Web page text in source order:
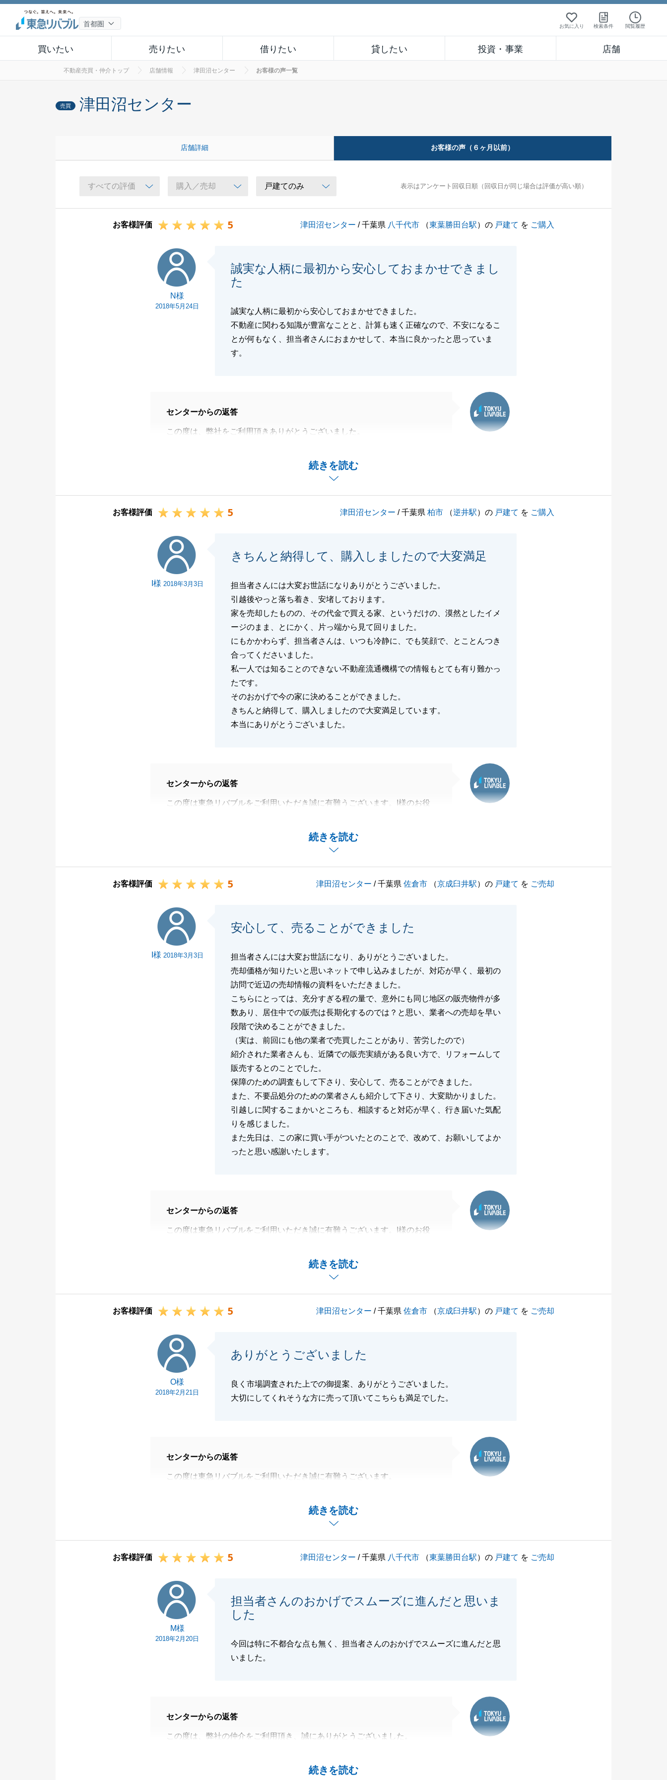
お気に入り 検索条件 閲覧履歴
買いたい 売りたい 借りたい 貸したい 投資・事業 店舗
不動産売買・仲介トップ 店舗情報 津田沼センター お客様の声一覧
売買 津田沼センター
店舗詳細 お客様の声（６ヶ月以前）
表示はアンケート回収日順（回収日が同じ場合は評価が高い順）
お客様評価 5 津田沼センター / 千葉県 八千代市 （東葉勝田台駅）の 戸建て を ご購入
N様
2018年5月24日
誠実な人柄に最初から安心しておまかせできまし
た
誠実な人柄に最初から安心しておまかせできました。
不動産に関わる知識が豊富なことと、計算も速く正確なので、不安になるこ
とが何もなく、担当者さんにおまかせして、本当に良かったと思っていま
す。
続きを読む
センターからの返答
この度は、弊社をご利用頂きありがとうございました。
お取引後にもかかわらずアンケートにご協力頂き、またお褒めの言葉までか
お客様評価 5 津田沼センター / 千葉県柏市 （逆井駅）の 戸建て を ご購入
I様 2018年3月3日
きちんと納得して、購入しましたので大変満足
担当者さんには大変お世話になりありがとうございました。
引越後やっと落ち着き、安堵しております。
家を売却したものの、その代金で買える家、というだけの、漠然としたイメ
ージのまま、とにかく、片っ端から見て回りました。
にもかかわらず、担当者さんは、いつも冷静に、でも笑顔で、とことんつき
合ってくださいました。
私一人では知ることのできない不動産流通機構での情報もとても有り難かっ
たです。
そのおかげで今の家に決めることができました。
きちんと納得して、購入しましたので大変満足しています。
本当にありがとうございました。
続きを読む
センターからの返答
この度は東急リバブルをご利用いただき誠に有難うございます。I様のお役
お買い換えという事もあり、お住まいもお探しする期間も短くご足労をおか
けいたしましたが、I様のご納得いただけるお住まいをご紹介でき、私とし
ております。
今後ともよろしくお願い致します。
閉じる
お客様評価 5 津田沼センター / 千葉県佐倉市 （京成臼井駅）の 戸建て を ご売却
I様 2018年3月3日
安心して、売ることができました
担当者さんには大変お世話になり、ありがとうございました。
売却価格が知りたいと思いネットで申し込みましたが、対応が早く、最初の
訪問で近辺の売却情報の資料をいただきました。
こちらにとっては、充分すぎる程の量で、意外にも同じ地区の販売物件が多
数あり、居住中での販売は長期化するのでは？と思い、業者への売却を早い
段階で決めることができました。
（実は、前回にも他の業者で売買したことがあり、苦労したので）
紹介された業者さんも、近隣での販売実績がある良い方で、リフォームして
販売するとのことでした。
保障のための調査もして下さり、安心して、売ることができました。
また、不要品処分のための業者さんも紹介して下さり、大変助かりました。
引越しに関するこまかいところも、相談すると対応が早く、行き届いた気配
りを感じました。
また先日は、この家に買い手がついたとのことで、改めて、お願いしてよか
ったと思い感謝いたします。
続きを読む
センターからの返答
この度は東急リバブルをご利用いただき誠に有難うございます。I様のお役
販売活動中に何度かご自宅にお伺いさせていただきましたが、いつも快く対
応していただいて大変感謝しております。室内の写真撮影にも机の移動や椅
お困りのことがございましたら、お気軽にご連絡いただければと思います。
閉じる
お客様評価 5 津田沼センター / 千葉県佐倉市 （京成臼井駅）の 戸建て を ご売却
O様
2018年2月21日
ありがとうございました
良く市場調査された上での御提案、ありがとうございました。
大切にしてくれそうな方に売って頂いてこちらも満足でした。
続きを読む
センターからの返答
この度は東急リバブルをご利用いただき誠に有難うございます。
ご成約まで約一年と長い間、大変お世話になりました。
いただいたお言葉を励みに、日々精進して参ります。
閉じる
お客様評価 5 津田沼センター / 千葉県 八千代市 （東葉勝田台駅）の 戸建て を ご売却
M様
2018年2月20日
担当者さんのおかげでスムーズに進んだと思いま
した
今回は特に不都合な点も無く、担当者さんのおかげでスムーズに進んだと思
いました。
続きを読む
センターからの返答
この度は、弊社の仲介をご利用頂き、誠にありがとうございました。
また、お引越しなど、お忙しい最中でアンケートにご協力下さりありがとう